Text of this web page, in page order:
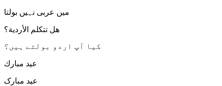
میں عربی نہیں بولتا
هل تتكلم الأردية؟
کیا آپ اردو بولتے ہیں؟
عيد مبارك
عید مبارک